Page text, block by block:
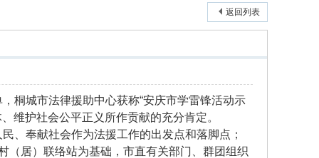
返回列表
桐城市法律援助中心获称“安庆市学雷锋活动示
维护社会公平正义所作贡献的充分肯定。
、奉献社会作为法援工作的出发点和落脚点；
（居）联络站为基础，市直有关部门、群团组织